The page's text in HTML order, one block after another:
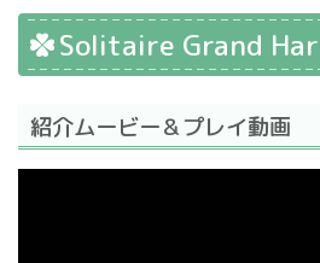
Solitaire Grand
紹介ムービー＆プレイ動画